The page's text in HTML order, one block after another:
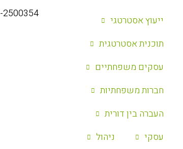
ייעוץ אסטרטגי
‏תוכנית אסטרטגית
עסקים משפחתיים
חברות משפחתיות
העברה בין דורית
עסקי
ניהול
2500354